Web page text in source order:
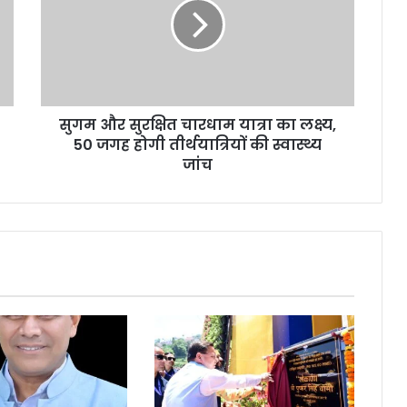
सुगम और सुरक्षित चारधाम यात्रा का लक्ष्य,
50 जगह होगी तीर्थयात्रियों की स्वास्थ्य
जांच